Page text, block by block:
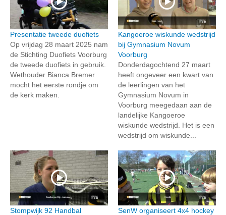
Presentatie tweede duofiets
Op vrijdag 28 maart 2025 nam
de Stichting Duofiets Voorburg
de tweede duofiets in gebruik.
Wethouder Bianca Bremer
mocht het eerste rondje om
de kerk maken.
Kangoeroe wiskunde wedstrijd
bij Gymnasium Novum
Voorburg
Donderdagochtend 27 maart
heeft ongeveer een kwart van
de leerlingen van het
Gymnasium Novum in
Voorburg meegedaan aan de
landelijke Kangoeroe
wiskunde wedstrijd. Het is een
wedstrijd om wiskunde...
Stompwijk 92 Handbal
SenW organiseert 4x4 hockey